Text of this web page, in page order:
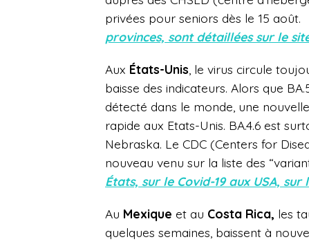
privées pour seniors dès le 15 août.
provinces, sont détaillées sur le
Aux États-Unis , le virus circule
baisse des indicateurs. Alors que
détecté dans le monde, une
rapide aux Etats-Unis. BA.4.6 est
Nebraska. Le CDC (Centers for
nouveau venu sur la liste des
États, sur le Covid-19 aux USA,
Au Mexique et au Costa Rica, les
quelques semaines, baissent à